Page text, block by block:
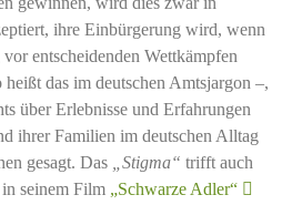
ihre Einbürgerung wird, wenn
entscheidenden Wettkämpfen
heißt das im deutschen Amtsjargon –,
über Erlebnisse und Erfahrungen
ihrer Familien im deutschen Alltag
gesagt. Das
„Stigma“ trifft auch
seinem Film „Schwarze Adler“